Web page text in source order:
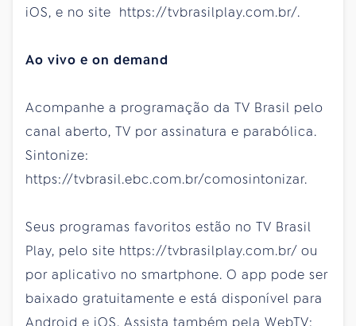
iOS, e no site https://tvbrasilplay.com.br/.
Ao vivo e on demand
Acompanhe a programação da TV Brasil pelo
canal aberto, TV por assinatura e parabólica.
Sintonize:
https://tvbrasil.ebc.com.br/comosintonizar.
Seus programas favoritos estão no TV Brasil
Play, pelo site https://tvbrasilplay.com.br/ ou
por aplicativo no smartphone. O app pode ser
baixado gratuitamente e está disponível para
Android e iOS. Assista também pela WebTV: